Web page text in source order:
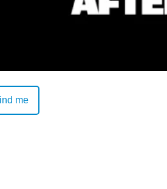
me